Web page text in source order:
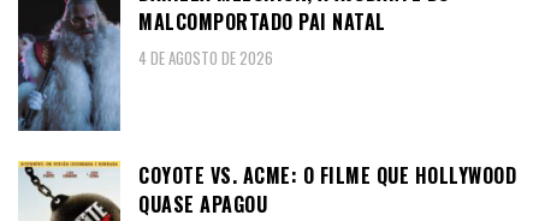
MALCOMPORTADO PAI NATAL
4 DE AGOSTO DE 2026
COYOTE VS. ACME: O FILME QUE HOLLYWOOD
QUASE APAGOU